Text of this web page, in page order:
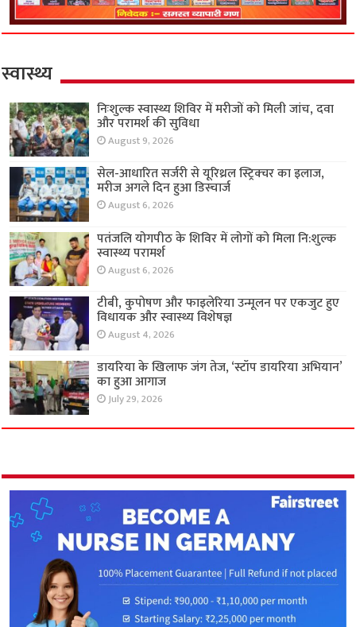
स्वास्थ्य
निःशुल्क स्वास्थ्य शिविर में मरीजों को मिली जांच, दवा
और परामर्श की सुविधा
August 9, 2026
सेल-आधारित सर्जरी से यूरिथ्रल स्ट्रिक्चर का इलाज,
मरीज अगले दिन हुआ डिस्चार्ज
August 6, 2026
पतंजलि योगपीठ के शिविर में लोगों को मिला नि:शुल्क
स्वास्थ्य परामर्श
August 6, 2026
टीबी, कुपोषण और फाइलेरिया उन्मूलन पर एकजुट हुए
विधायक और स्वास्थ्य विशेषज्ञ
August 4, 2026
डायरिया के खिलाफ जंग तेज, ‘स्टॉप डायरिया अभियान’
का हुआ आगाज
July 29, 2026